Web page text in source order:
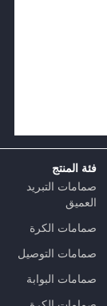
فئة المنتج
صمامات التبريد
العميق
صمامات الكرة
صمامات التوصيل
صمامات البوابة